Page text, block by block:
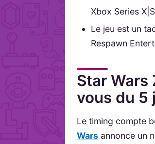
Xbox Series
Le jeu est un
Respawn
Star Wars
vous du 5
Le timing compte
Wars annonce un